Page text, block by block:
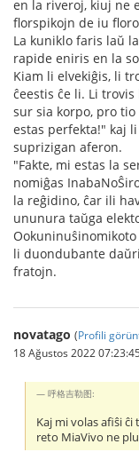
en la riveroj, kiuj ne
florspikojn de iu
La kuniklo faris laŭ
rapide eniris en la
Kiam li elvekiĝis, li
ĉeestis ĉe li. Li
sur sia korpo, pro tio
estas perfekta!" kaj
suprizigan aferon.
"Fakte, mi estas la
nomiĝas
la reĝidino, ĉar ili
ununura taŭga
li duondubante
fratojn.
novatago (Profili
18 Ağustos 2022
呼格吉勒图:
Kaj mi volas afiŝi
reto MiaVivo ne